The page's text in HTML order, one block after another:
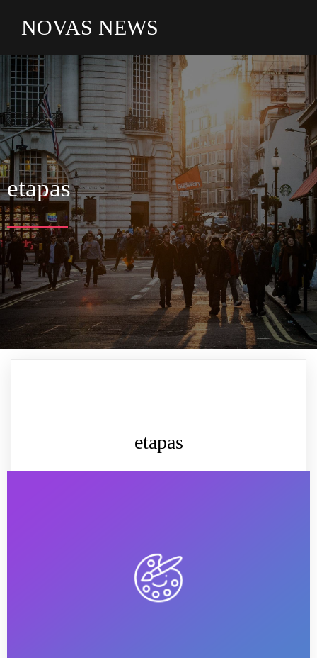
NOVAS NEWS
etapas
etapas